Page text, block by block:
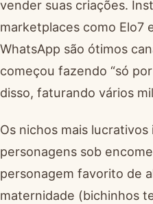
vender suas criações.
marketplaces como Elo7
WhatsApp são ótimos
começou fazendo “só
disso, faturando vários
Os nichos mais lucrativos
personagens sob
personagem favorito de
maternidade (bichinhos